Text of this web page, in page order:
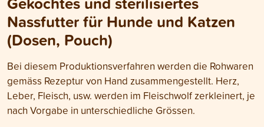
Nassfutter für Hunde und Katzen
(Dosen, Pouch)
Bei diesem Produktionsverfahren werden die Rohwaren
gemäss Rezeptur von Hand zusammengestellt. Herz,
Leber, Fleisch, usw. werden im Fleischwolf zerkleinert, je
nach Vorgabe in unterschiedliche Grössen.